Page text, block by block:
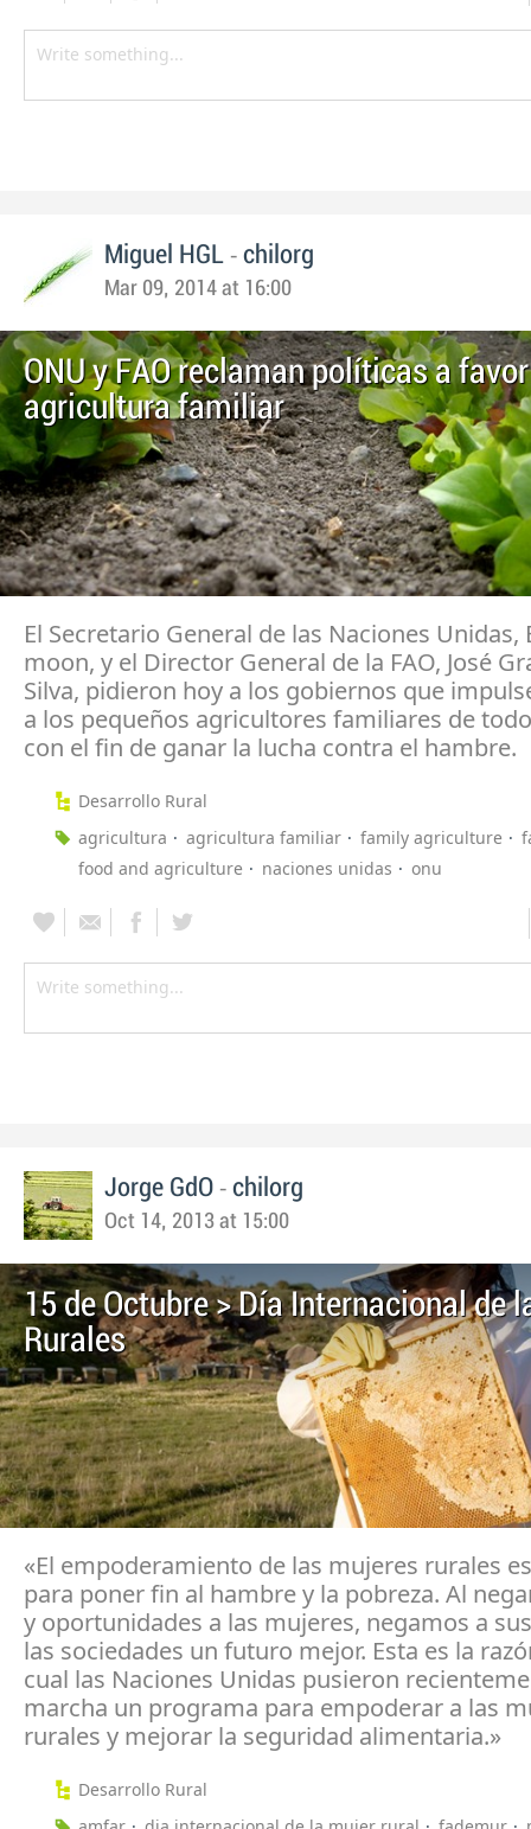
Miguel HGL - chilorg
Mar 09, 2014 at 16:00
ONU y FAO reclaman políticas a
agricultura familiar
El Secretario General de las Naciones Unidas,
moon, y el Director General de la FAO, José
Silva, pidieron hoy a los gobiernos que
a los pequeños agricultores familiares de
con el fin de ganar la lucha contra el hambre.
Desarrollo Rural
agricultura
agricultura familiar family agriculture
food and agriculture
naciones unidas onu
Jorge GdO - chilorg
Oct 14, 2013 at 15:00
15 de Octubre > Día Internacional de
Rurales
«El empoderamiento de las mujeres rurales
para poner fin al hambre y la pobreza. Al
y oportunidades a las mujeres, negamos a
las sociedades un futuro mejor. Esta es la
cual las Naciones Unidas pusieron
marcha un programa para empoderar a las
rurales y mejorar la seguridad alimentaria.»
Desarrollo Rural